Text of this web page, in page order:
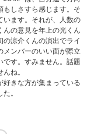
もしさすら感じます。そ
います。それが、人数の
んの意見を年上の光くん
涼介くんの演出でライ
メンバーのいい面が際立
です。すみません。話題
ね。
好きな方が集まっている
。